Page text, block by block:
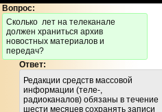
Вопрос:
Cколько лет на телеканале
должен храниться архив
новостных материалов и
передач?
Ответ:
Редакции средств массовой
информации (теле-,
радиоканалов) обязаны в течение
шести месяцев сохранять записи